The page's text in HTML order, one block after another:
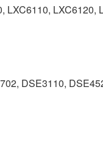
LXC6110,
DSE3110,